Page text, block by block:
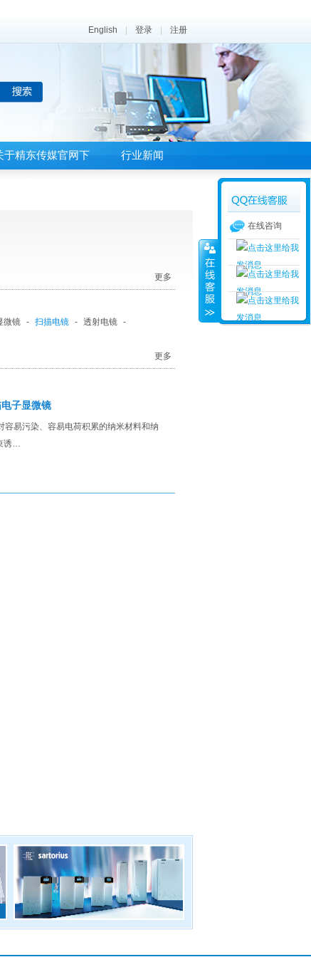
English 登录 注册
于精东传媒官网下 行业新闻
更多
微镜 - 扫描电镜 - 透射电镜 -
更多
子显微镜
容易污染、容易电荷积累的纳米材料和纳
诱…
在线咨询